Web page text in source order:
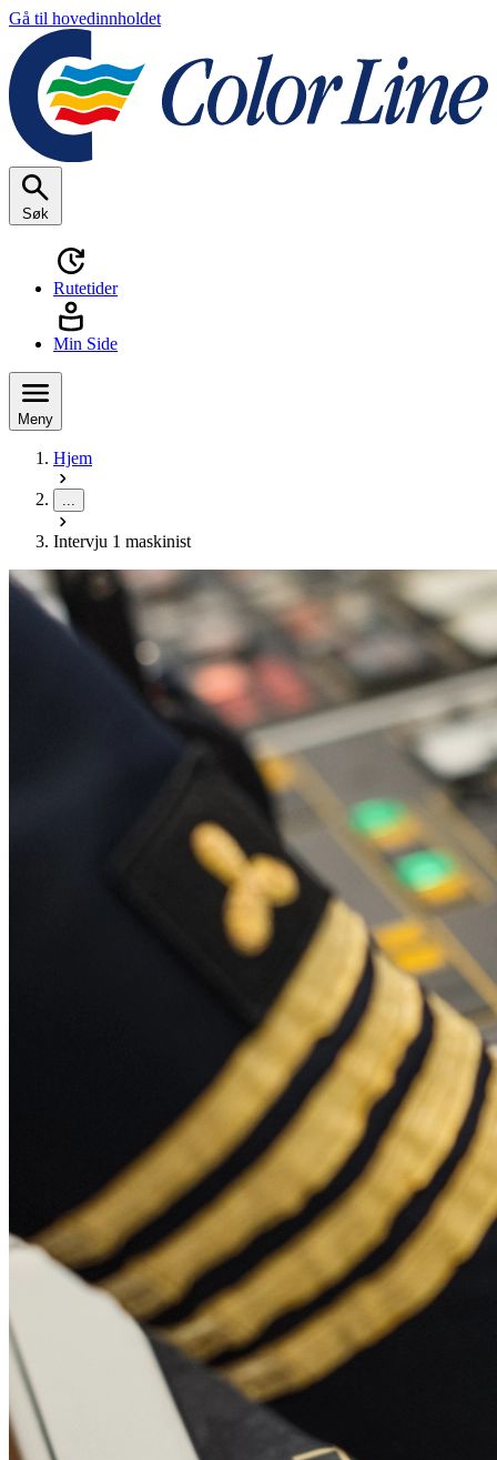
Gå til hovedinnholdet
Søk
Rutetider
Min Side
Meny
Hjem
Intervju 1 maskinist